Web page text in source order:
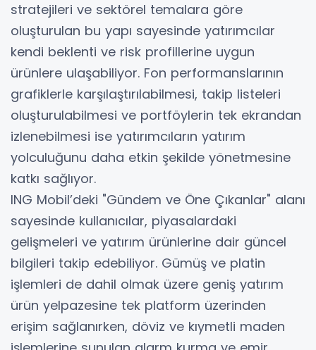
stratejileri ve sektörel temalara göre
oluşturulan bu yapı sayesinde yatırımcılar
kendi beklenti ve risk profillerine uygun
ürünlere ulaşabiliyor. Fon performanslarının
grafiklerle karşılaştırılabilmesi, takip listeleri
oluşturulabilmesi ve portföylerin tek ekrandan
izlenebilmesi ise yatırımcıların yatırım
yolculuğunu daha etkin şekilde yönetmesine
katkı sağlıyor.
ING Mobil’deki "Gündem ve Öne Çıkanlar" alanı
sayesinde kullanıcılar, piyasalardaki
gelişmeleri ve yatırım ürünlerine dair güncel
bilgileri takip edebiliyor. Gümüş ve platin
işlemleri de dahil olmak üzere geniş yatırım
ürün yelpazesine tek platform üzerinden
erişim sağlanırken, döviz ve kıymetli maden